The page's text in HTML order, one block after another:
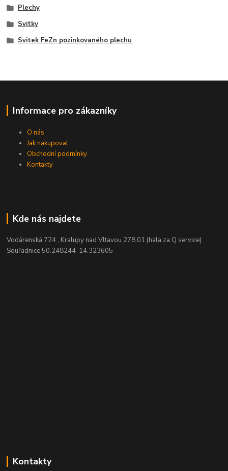
Plechy
Svitky
Svitek FeZn pozinkovaného plechu
Informace pro zákazníky
O nás
Jak nakupovat
Obchodní podmínky
Kontakty
Kde nás najdete
Vodárenská 724 , Kralupy nad Vltavou 278 01 (hala za Q service)
Souřadnice 50.248244 14.323605
Kontakty